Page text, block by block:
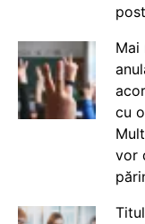
post
Mai
cu
vor